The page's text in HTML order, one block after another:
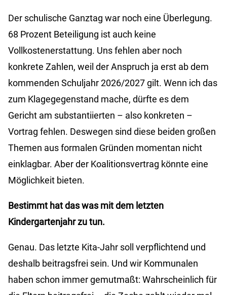
Der schulische Ganztag war noch eine Überlegung.
68 Prozent Beteiligung ist auch keine
Vollkostenerstattung. Uns fehlen aber noch
konkrete Zahlen, weil der Anspruch ja erst ab dem
kommenden Schuljahr 2026/2027 gilt. Wenn ich das
zum Klagegegenstand mache, dürfte es dem
Gericht am substantiierten – also konkreten –
Vortrag fehlen. Deswegen sind diese beiden großen
Themen aus formalen Gründen momentan nicht
einklagbar. Aber der Koalitionsvertrag könnte eine
Möglichkeit bieten.
Bestimmt hat das was mit dem letzten
Kindergartenjahr zu tun.
Genau. Das letzte Kita-Jahr soll verpflichtend und
deshalb beitragsfrei sein. Und wir Kommunalen
haben schon immer gemutmaßt: Wahrscheinlich für